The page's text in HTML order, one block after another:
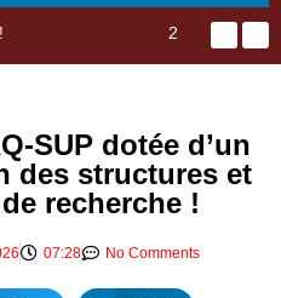
29ème Assemblée Générale Ordinaire de l’Union Nyèsigiso : L’encours total des dépôts des membres passé de 18 milliards en 2024 à 21 milliards en 2025
SUP dotée d’un
des structures et
recherche !
07:28 No Comments